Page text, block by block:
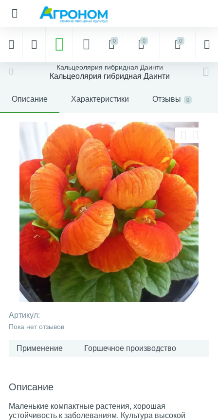
0 0 0
Кальцеолярия гибридная Даинти
Кальцеолярия гибридная Даинти
Описание Характеристики Отзывы 0
Артикул:
Пока нет отзывов
Применение Горшечное производство
Описание
Маленькие компактные растения, хорошая
устойчивость к заболеваниям. Культура высокой